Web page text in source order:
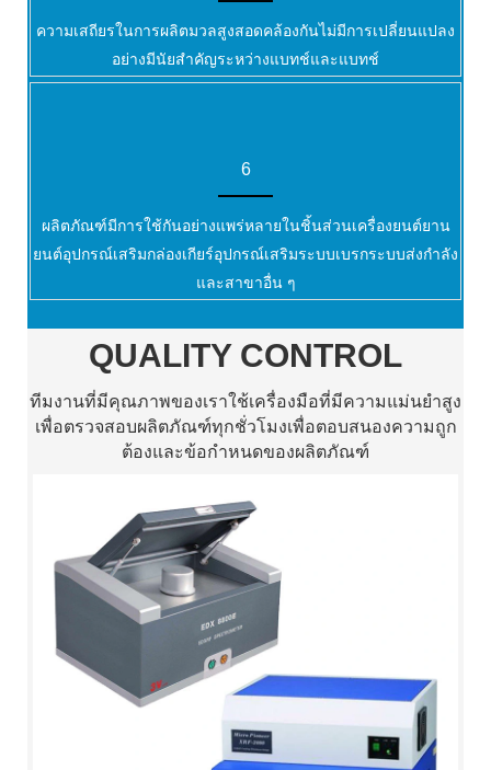
ความเสถียรในการผลิตมวลสูงสอดคล้องกันไม่มีการเปลี่ยนแปลง
อย่างมีนัยสำคัญระหว่างแบทช์และแบทช์
6
ผลิตภัณฑ์มีการใช้กันอย่างแพร่หลายในชิ้นส่วนเครื่องยนต์ยาน
ยนต์อุปกรณ์เสริมกล่องเกียร์อุปกรณ์เสริมระบบเบรกระบบส่งกำลัง
และสาขาอื่น ๆ
QUALITY CONTROL
ทีมงานที่มีคุณภาพของเราใช้เครื่องมือที่มีความแม่นยำสูง
เพื่อตรวจสอบผลิตภัณฑ์ทุกชั่วโมงเพื่อตอบสนองความถูก
ต้องและข้อกำหนดของผลิตภัณฑ์